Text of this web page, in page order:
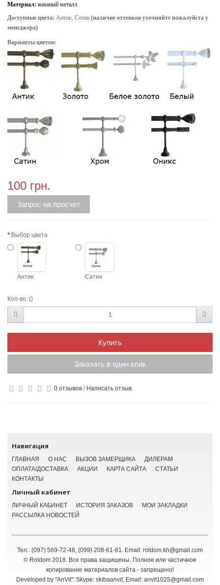
Материал: кованый металл
Доступные цвета: Антик, Сатин (наличие оттенков уточняйте пожалуйста у
менеджера)
Варианты цветов:
100 грн.
Запрос на просчет
Выбор цвета
Антик Сатин
Кол-во: ()
Купить
Заказать в один клик
0 отзывов / Написать отзыв
Навигация
ГЛАВНАЯ О НАС ВЫЗОВ ЗАМЕРЩИКА
ДИЛЕРАМ
ОПЛАТА/ДОСТАВКА
АКЦИИ КАРТА САЙТА
СТАТЬИ
КОНТАКТЫ
Личный кабинет
ЛИЧНЫЙ КАБИНЕТ ИСТОРИЯ ЗАКАЗОВ
МОИ ЗАКЛАДКИ
РАССЫЛКА НОВОСТЕЙ
Тел.: (097) 569-72-48, (099) 208-61-81. Email: roldom.kh@gmail.com
© Roldom 2018. Все права защищены. Полное или частичное
копирование материалов сайта - запрещено!
Developed by "AnVit": Skype: skibaanvit, Email: anvit1025@gmail.com